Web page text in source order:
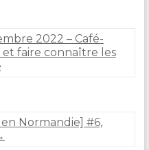
2022 – Café-
et faire connaître les
Normandie] #6,